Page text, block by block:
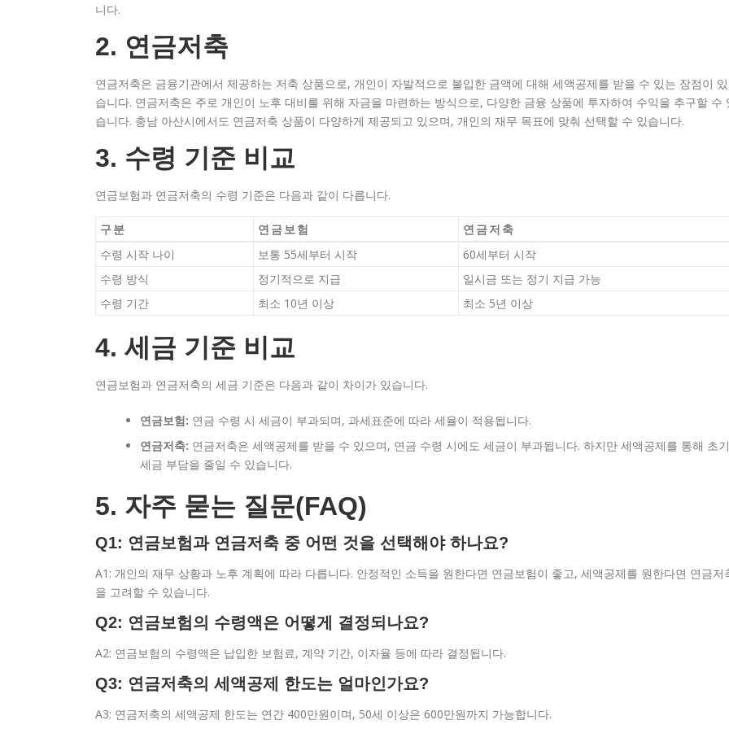
니다.
2. 연금저축
연금저축은 금융기관에서 제공하는 저축 상품으로, 개인이 자발적으로 불입한 금액에 대해 세액공제를 받을 수 있는 장점이 있
습니다. 연금저축은 주로 개인이 노후 대비를 위해 자금을 마련하는 방식으로, 다양한 금융 상품에 투자하여 수익을 추구할 수
습니다. 충남 아산시에서도 연금저축 상품이 다양하게 제공되고 있으며, 개인의 재무 목표에 맞춰 선택할 수 있습니다.
3. 수령 기준 비교
연금보험과 연금저축의 수령 기준은 다음과 같이 다릅니다.
구분 연금보험
연금저축
수령 시작 나이
보통 55세부터 시작
60세부터 시작
수령 방식
정기적으로 지급
일시금 또는 정기 지급 가능
수령 기간
최소 10년 이상 최소 5년 이상
4. 세금 기준 비교
연금보험과 연금저축의 세금 기준은 다음과 같이 차이가 있습니다.
연금보험: 연금 수령 시 세금이 부과되며, 과세표준에 따라 세율이 적용됩니다.
연금저축: 연금저축은 세액공제를 받을 수 있으며, 연금 수령 시에도 세금이 부과됩니다. 하지만 세액공제를 통해 초기
세금 부담을 줄일 수 있습니다.
5. 자주 묻는 질문(FAQ)
Q1: 연금보험과 연금저축 중 어떤 것을 선택해야 하나요?
A1: 개인의 재무 상황과 노후 계획에 따라 다릅니다. 안정적인 소득을 원한다면 연금보험이 좋고, 세액공제를 원한다면 연금저
을 고려할 수 있습니다.
Q2: 연금보험의 수령액은 어떻게 결정되나요?
A2: 연금보험의 수령액은 납입한 보험료, 계약 기간, 이자율 등에 따라 결정됩니다.
Q3: 연금저축의 세액공제 한도는 얼마인가요?
A3: 연금저축의 세액공제 한도는 연간 400만원이며, 50세 이상은 600만원까지 가능합니다.